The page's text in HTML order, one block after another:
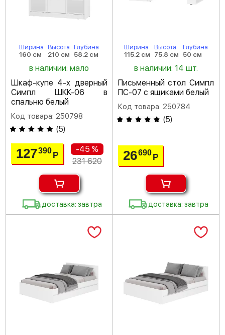
Ширина
160 см
Высота
210 см
Глубина
58.2 см
в наличии: мало
Шкаф-купе 4-х дверный
Симпл ШКК-06 в
спальню белый
Код товара: 250798
(5)
127390Р
-45 %
231 620
доставка: завтра
Ширина
115.2 см
Высота
75.8 см
Глубина
50 см
в наличии: 14 шт.
Письменный стол Симпл
ПС-07 с ящиками белый
Код товара: 250784
(5)
26690 Р
доставка: завтра